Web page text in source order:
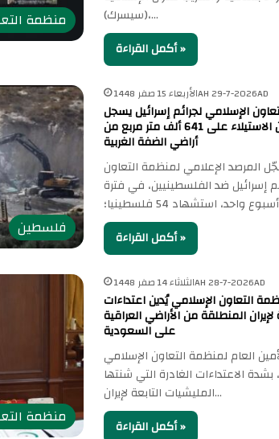
منظمة
(سيسرك)،…
أكمل القراءة »
فلسطين
الأربعاء 15 صفر 1448AH 29-7-2026AD
الإسلامي لجرائم إسرائيل يسجل
1524 جريمة تتضمن الاستيلاء على 641 ألف متر مربع من
أراضي الضفة الغربية
المرصد الإعلامي لمنظمة التعاون
إسرائيل ضد الفلسطينيين، في فترة
أكمل القراءة »
منظمة
الثلاثاء 14 صفر 1448AH 28-7-2026AD
التعاون الإسلامي يُدين اعتداءات
لإيران المنطلقة من الأراضي العراقية
على السعودية
العام لمنظمة التعاون الإسلامي
الاعتداءات الغادرة التي شنتها
المليشيات التابعة لإيران…
أكمل القراءة »